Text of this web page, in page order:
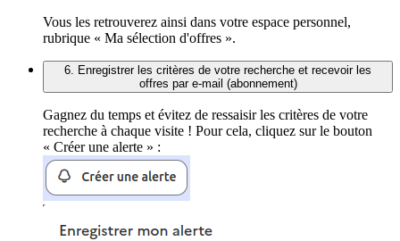
Vous les retrouverez ainsi dans votre espace personnel,
rubrique « Ma sélection d'offres ».
6. Enregistrer les critères de votre recherche et recevoir les
offres par e-mail (abonnement)
Gagnez du temps et évitez de ressaisir les critères de votre
recherche à chaque visite ! Pour cela, cliquez sur le bouton
« Créer une alerte » :